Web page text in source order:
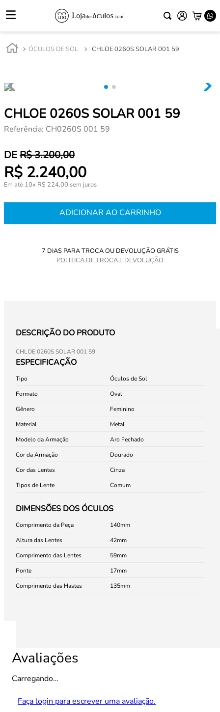
ÓCULOS DE SOL CHLOE 0260S SOLAR 001 59
CHLOE 0260S SOLAR 001 59
Referência: CH0260S 001 59
R$3.200,00
R$ 2.240,00
Em até 10x R$ 224,00 sem juros
ADICIONAR AO CARRINHO
7 DIAS PARA TROCA OU DEVOLUÇÃO GRÁTIS
POLITICA DE TROCA E DEVOLUÇÃO
DESCRIÇÃO DO PRODUTO
CHLOE 0260S SOLAR 001 59
ESPECIFICAÇÃO
Tipo
Óculos de Sol
Formato
Oval
Gênero
Feminino
Material
Metal
Modelo da Armação
Aro Fechado
Cor da Armação
Dourado
Cor das Lentes
Cinza
Tipos de Lente
Comum
DIMENSÕES DOS ÓCULOS
Comprimento da Peça
140
Altura das Lentes
42
Comprimento das Lentes
59
Ponte
17
Comprimento das Hastes
135
Avaliações
Carregando…
Faça login para escrever uma avaliação.